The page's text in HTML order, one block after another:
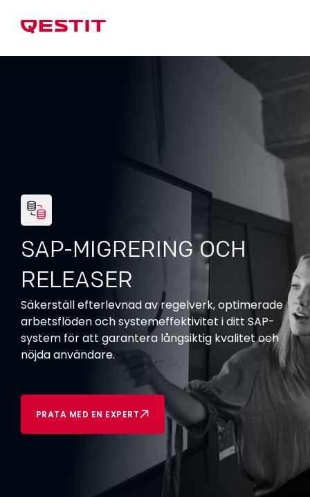
SAP-MIGRERING OCH
RELEASER
Säkerställ efterlevnad av regelverk, optimerade
arbetsflöden och systemeffektivitet i ditt SAP-
system för att garantera långsiktig kvalitet och
nöjda användare.
PRATA MED EN EXPERT